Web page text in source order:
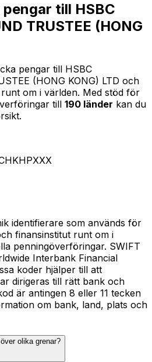
till HSBC
TRUSTEE (HONG
pengar till HSBC
(HONG KONG) LTD och
om i världen. Med stöd för
till 190 länder kan du
identifierare som används för
finansinstitut runt om i
penningöverföringar. SWIFT
Interbank Financial
koder hjälper till att
dirigeras till rätt bank och
är antingen 8 eller 11 tecken
om bank, land, plats och
olika grenar?